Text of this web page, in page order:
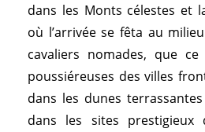
dans les Monts célestes et
où l’arrivée se fêta au
cavaliers nomades, que
poussiéreuses des villes
dans les dunes
dans les sites prestigieux